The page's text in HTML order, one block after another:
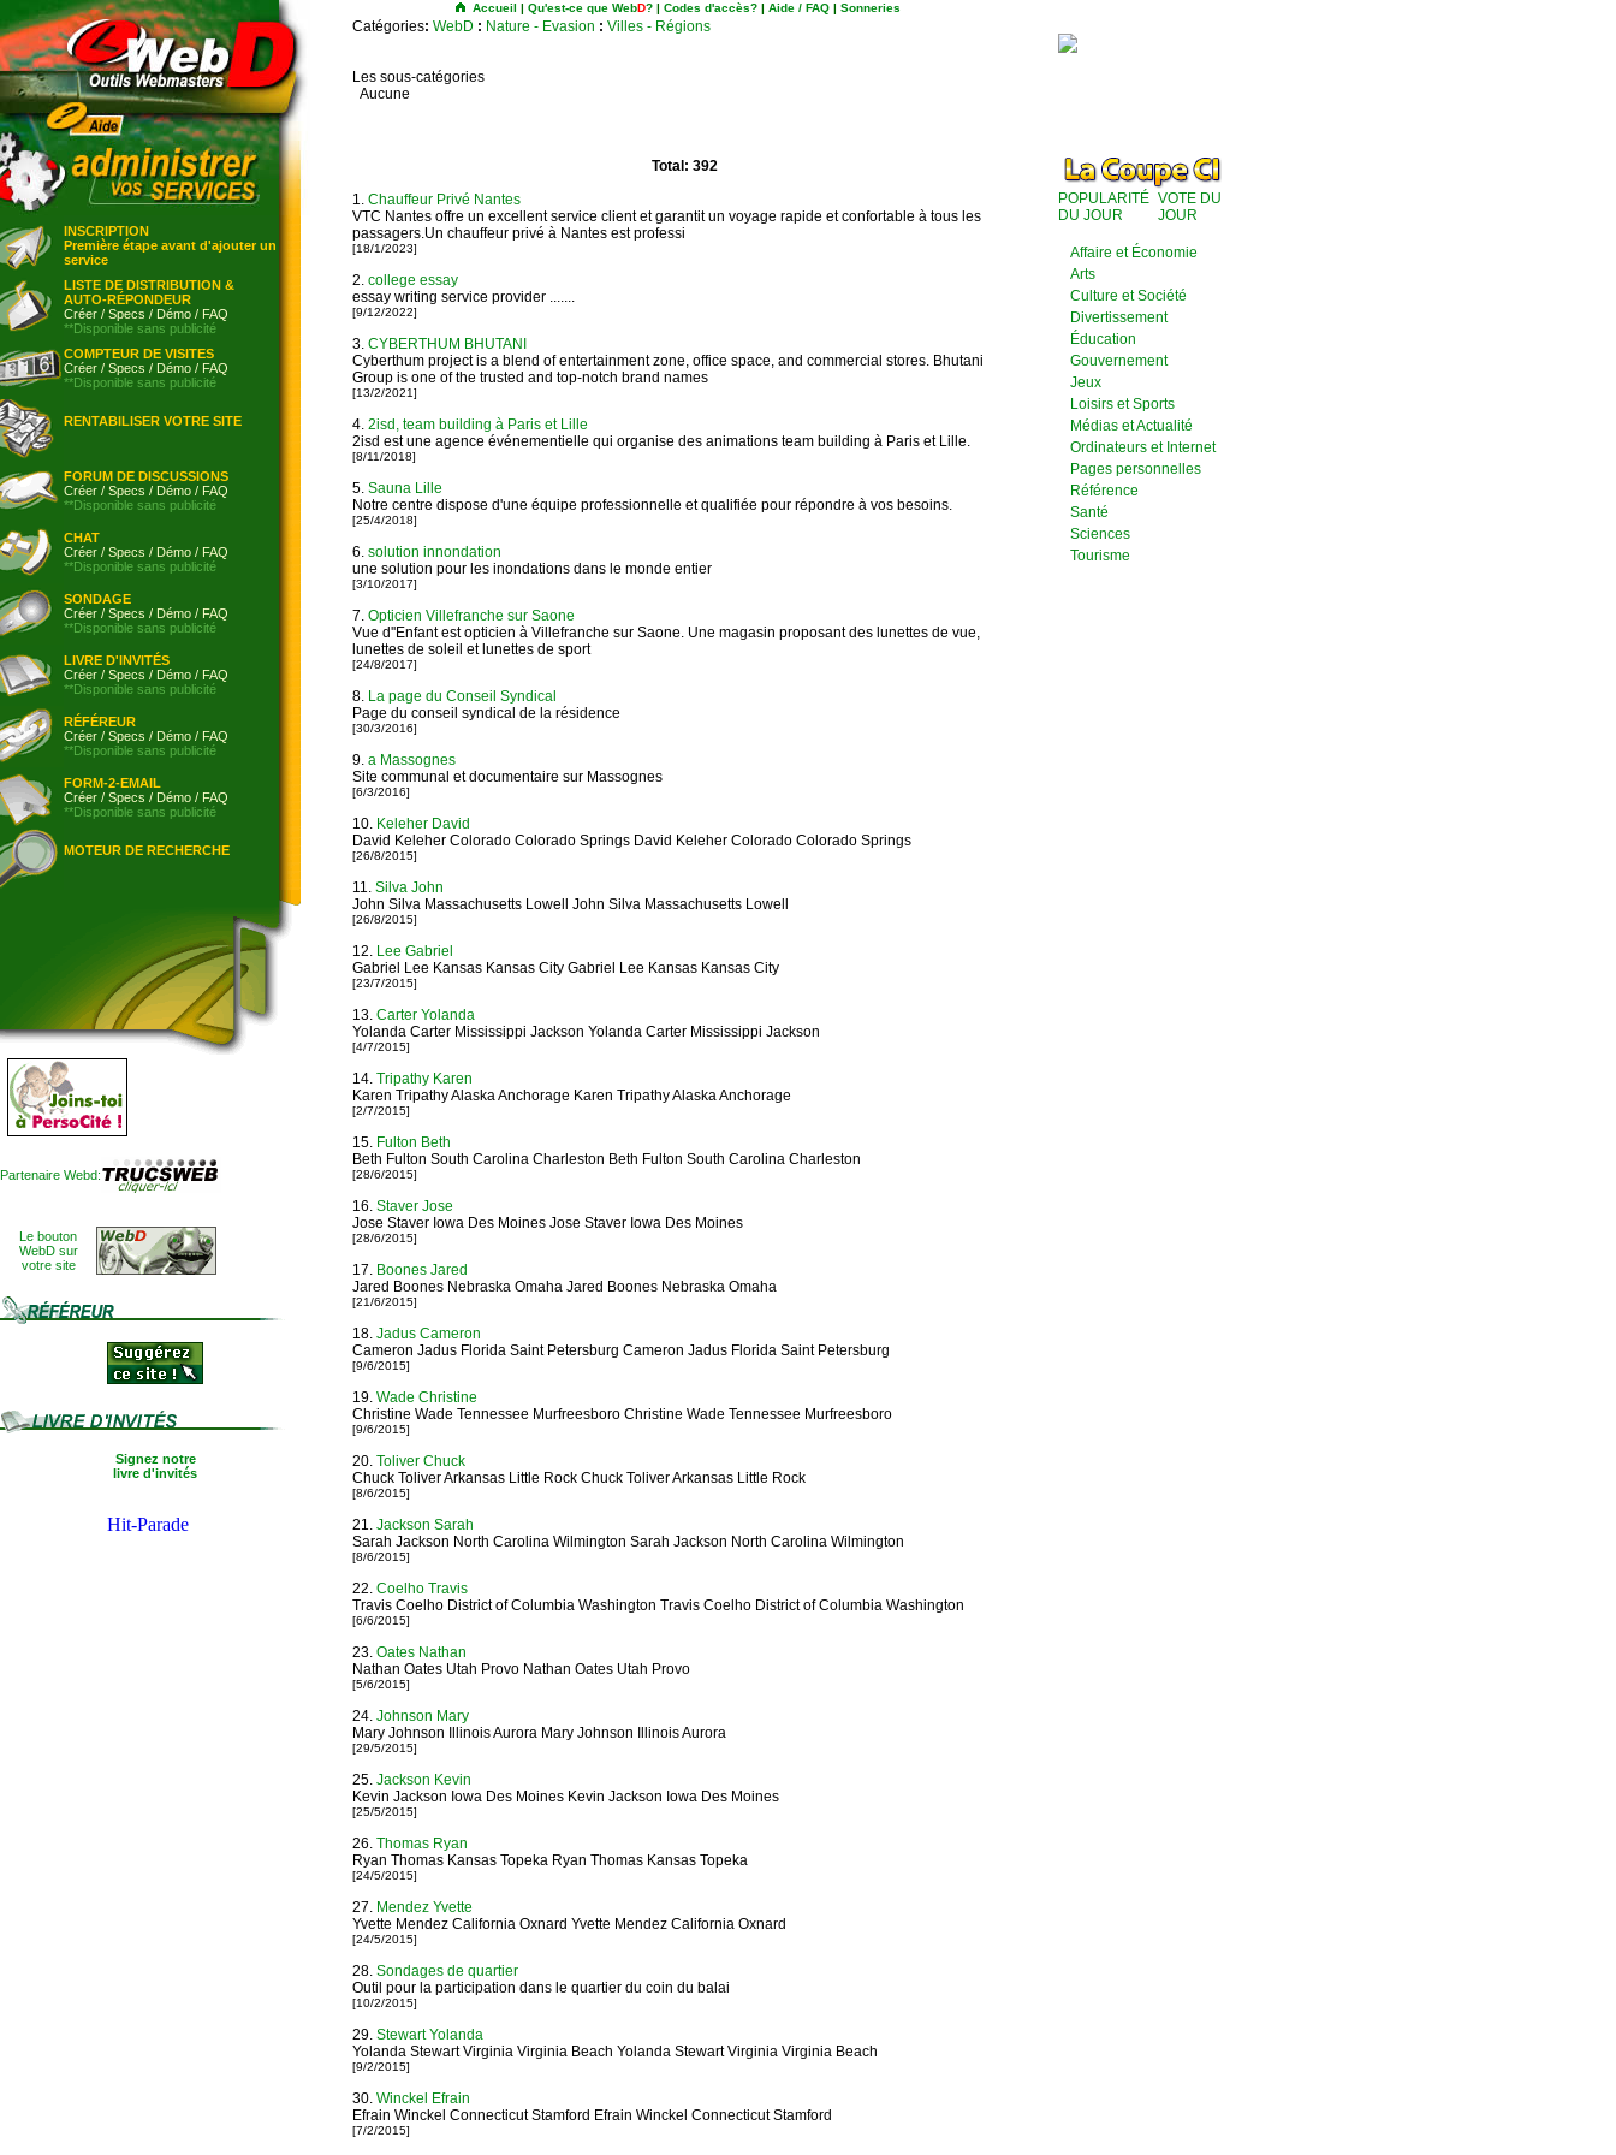
INSCRIPTION
Première étape avant d'ajouter un
service
LISTE DE DISTRIBUTION &
AUTO-RÉPONDEUR
Créer / Specs / Démo / FAQ
**Disponible sans publicité
COMPTEUR DE VISITES
Créer / Specs / Démo / FAQ
**Disponible sans publicité
RENTABILISER VOTRE SITE
FORUM DE DISCUSSIONS
Créer / Specs / Démo / FAQ
**Disponible sans publicité
CHAT
Créer / Specs / Démo / FAQ
**Disponible sans publicité
SONDAGE
Créer / Specs / Démo / FAQ
**Disponible sans publicité
LIVRE D'INVITÉS
Créer / Specs / Démo / FAQ
**Disponible sans publicité
RÉFÉREUR
Créer / Specs / Démo / FAQ
**Disponible sans publicité
FORM-2-EMAIL
Créer / Specs / Démo / FAQ
**Disponible sans publicité
MOTEUR DE RECHERCHE
Partenaire Webd:
Le bouton
WebD sur
votre site
Signez notre
livre d'invités
Accueil | Qu'est-ce que WebD? | Codes d'accès? | Aide / FAQ | Sonneries
Catégories: WebD : Nature - Evasion : Villes - Régions
Les sous-catégories
Aucune
Total: 392
1. Chauffeur Privé Nantes
VTC Nantes offre un excellent service client et garantit un voyage rapide et confortable à tous les
passagers.Un chauffeur privé à Nantes est professi
[18/1/2023]
2. college essay
essay writing service provider .......
[9/12/2022]
3. CYBERTHUM BHUTANI
Cyberthum project is a blend of entertainment zone, office space, and commercial stores. Bhutani
Group is one of the trusted and top-notch brand names
[13/2/2021]
4. 2isd, team building à Paris et Lille
2isd est une agence événementielle qui organise des animations team building à Paris et Lille.
[8/11/2018]
5. Sauna Lille
Notre centre dispose d'une équipe professionnelle et qualifiée pour répondre à vos besoins.
[25/4/2018]
6. solution innondation
une solution pour les inondations dans le monde entier
[3/10/2017]
7. Opticien Villefranche sur Saone
Vue d''Enfant est opticien à Villefranche sur Saone. Une magasin proposant des lunettes de vue,
lunettes de soleil et lunettes de sport
[24/8/2017]
8. La page du Conseil Syndical
Page du conseil syndical de la résidence
[30/3/2016]
9. a Massognes
Site communal et documentaire sur Massognes
[6/3/2016]
10. Keleher David
David Keleher Colorado Colorado Springs David Keleher Colorado Colorado Springs
[26/8/2015]
11. Silva John
John Silva Massachusetts Lowell John Silva Massachusetts Lowell
[26/8/2015]
12. Lee Gabriel
Gabriel Lee Kansas Kansas City Gabriel Lee Kansas Kansas City
[23/7/2015]
13. Carter Yolanda
Yolanda Carter Mississippi Jackson Yolanda Carter Mississippi Jackson
[4/7/2015]
14. Tripathy Karen
Karen Tripathy Alaska Anchorage Karen Tripathy Alaska Anchorage
[2/7/2015]
15. Fulton Beth
Beth Fulton South Carolina Charleston Beth Fulton South Carolina Charleston
[28/6/2015]
16. Staver Jose
Jose Staver Iowa Des Moines Jose Staver Iowa Des Moines
[28/6/2015]
17. Boones Jared
Jared Boones Nebraska Omaha Jared Boones Nebraska Omaha
[21/6/2015]
18. Jadus Cameron
Cameron Jadus Florida Saint Petersburg Cameron Jadus Florida Saint Petersburg
[9/6/2015]
19. Wade Christine
Christine Wade Tennessee Murfreesboro Christine Wade Tennessee Murfreesboro
[9/6/2015]
20. Toliver Chuck
Chuck Toliver Arkansas Little Rock Chuck Toliver Arkansas Little Rock
[8/6/2015]
21. Jackson Sarah
Sarah Jackson North Carolina Wilmington Sarah Jackson North Carolina Wilmington
[8/6/2015]
22. Coelho Travis
Travis Coelho District of Columbia Washington Travis Coelho District of Columbia Washington
[6/6/2015]
23. Oates Nathan
Nathan Oates Utah Provo Nathan Oates Utah Provo
[5/6/2015]
24. Johnson Mary
Mary Johnson Illinois Aurora Mary Johnson Illinois Aurora
[29/5/2015]
25. Jackson Kevin
Kevin Jackson Iowa Des Moines Kevin Jackson Iowa Des Moines
[25/5/2015]
26. Thomas Ryan
Ryan Thomas Kansas Topeka Ryan Thomas Kansas Topeka
[24/5/2015]
27. Mendez Yvette
Yvette Mendez California Oxnard Yvette Mendez California Oxnard
[24/5/2015]
28. Sondages de quartier
Outil pour la participation dans le quartier du coin du balai
[10/2/2015]
29. Stewart Yolanda
Yolanda Stewart Virginia Virginia Beach Yolanda Stewart Virginia Virginia Beach
[9/2/2015]
30. Winckel Efrain
Efrain Winckel Connecticut Stamford Efrain Winckel Connecticut Stamford
[7/2/2015]
POPULARITÉ
DU JOUR
VOTE DU
JOUR
Affaire et Économie
Arts
Culture et Société
Divertissement
Éducation
Gouvernement
Jeux
Loisirs et Sports
Médias et Actualité
Ordinateurs et Internet
Pages personnelles
Référence
Santé
Sciences
Tourisme